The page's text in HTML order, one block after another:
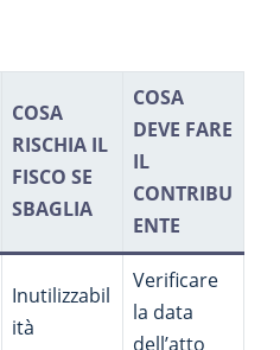
COSA
RISCHIA IL
FISCO SE
SBAGLIA
COSA
DEVE FARE
IL
CONTRIBU
ENTE
Inutilizzabil
ità
Verificare
la data
dell’atto